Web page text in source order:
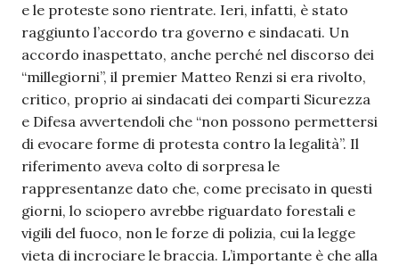
e le proteste sono rientrate. Ieri, infatti, è stato
raggiunto l’accordo tra governo e sindacati. Un
accordo inaspettato, anche perché nel discorso dei
“millegiorni”, il premier Matteo Renzi si era rivolto,
critico, proprio ai sindacati dei comparti Sicurezza
e Difesa avvertendoli che “non possono permettersi
di evocare forme di protesta contro la legalità”. Il
riferimento aveva colto di sorpresa le
rappresentanze dato che, come precisato in questi
giorni, lo sciopero avrebbe riguardato forestali e
vigili del fuoco, non le forze di polizia, cui la legge
vieta di incrociare le braccia. L’importante è che alla